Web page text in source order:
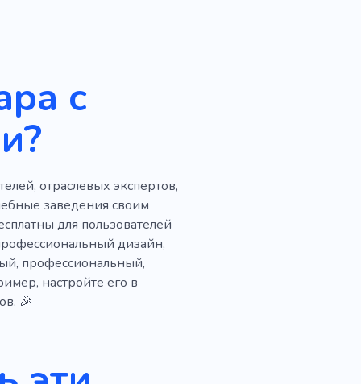
Оратор
Переговоры
Аудитория
Класс
с
отраслевых экспертов,
заведения своим
для пользователей
дизайн,
профессиональный,
настройте его в
🎉